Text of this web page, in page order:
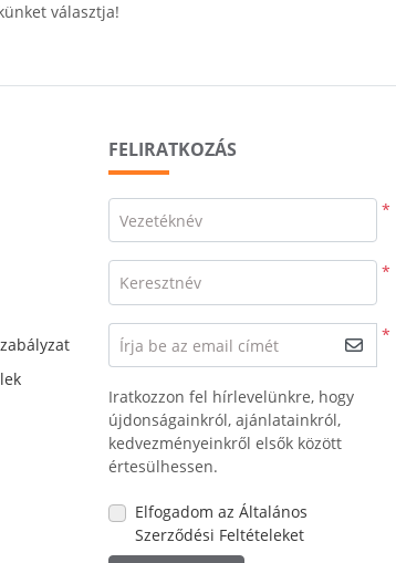
választja!
FELIRATKOZÁS
*
Vezetéknév
*
Keresztnév
*
Írja be az email címét
Iratkozzon fel hírlevelünkre, hogy
újdonságainkról, ajánlatainkról,
kedvezményeinkről elsők között
értesülhessen.
Elfogadom az Általános
Szerződési Feltételeket